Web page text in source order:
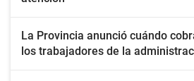
La Provincia anunció cuándo
los trabajadores de la